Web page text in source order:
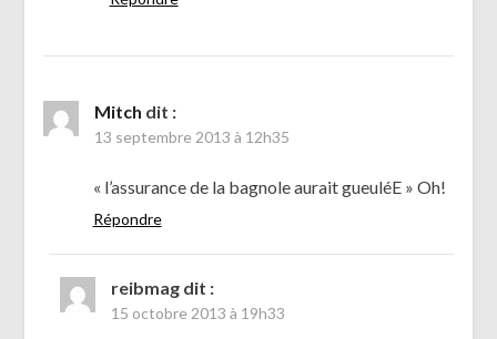
Mitch dit :
13 septembre 2013 à 12h35
« l’assurance de la bagnole aurait gueuléE » Oh!
Répondre
reibmag dit :
15 octobre 2013 à 19h33